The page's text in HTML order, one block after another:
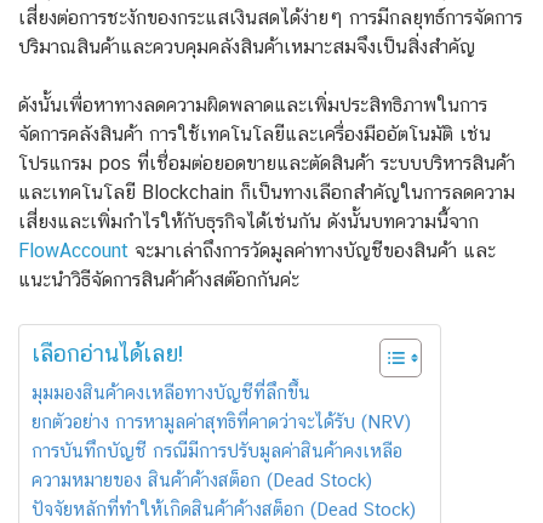
เสี่ยงต่อการชะงักของกระแสเงินสดได้ง่ายๆ การมีกลยุทธ์การจัดการ
ปริมาณสินค้าและควบคุมคลังสินค้าเหมาะสมจึงเป็นสิ่งสำคัญ
ดังนั้นเพื่อหาทางลดความผิดพลาดและเพิ่มประสิทธิภาพในการ
จัดการคลังสินค้า การใช้เทคโนโลยีและเครื่องมืออัตโนมัติ เช่น
โปรแกรม pos ที่เชื่อมต่อยอดขายและตัดสินค้า ระบบบริหารสินค้า
และเทคโนโลยี Blockchain ก็เป็นทางเลือกสำคัญในการลดความ
เสี่ยงและเพิ่มกำไรให้กับธุรกิจได้เช่นกัน ดังนั้นบทความนี้จาก
FlowAccount จะมาเล่าถึงการวัดมูลค่าทางบัญชีของสินค้า และ
แนะนำวิธีจัดการสินค้าค้างสต๊อกกันค่ะ
เลือกอ่านได้เลย!
มุมมองสินค้าคงเหลือทางบัญชีที่ลึกขึ้น
ยกตัวอย่าง การหามูลค่าสุทธิที่คาดว่าจะได้รับ (NRV)
การบันทึกบัญชี กรณีมีการปรับมูลค่าสินค้าคงเหลือ
ความหมายของ สินค้าค้างสต็อก (Dead Stock)
ปัจจัยหลักที่ทำให้เกิดสินค้าค้างสต็อก (Dead Stock)